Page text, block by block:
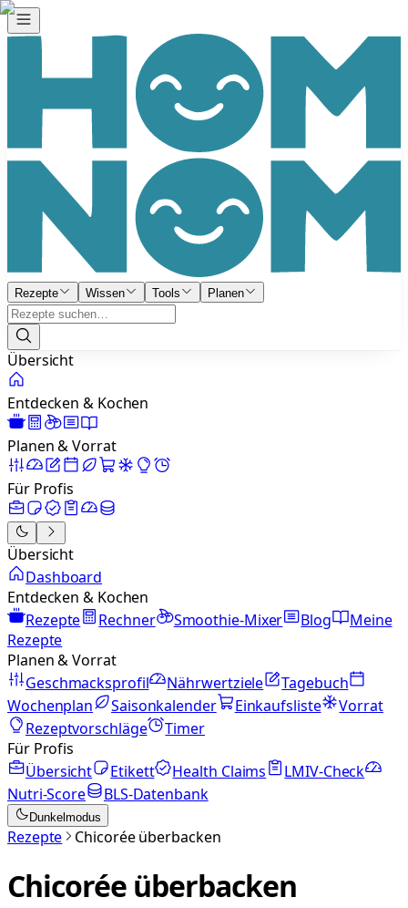
Rezepte Wissen Tools Planen
Übersicht
Entdecken & Kochen
Planen & Vorrat
Für Profis
Übersicht
Dashboard
Entdecken & Kochen
Rezepte
Rechner Smoothie-Mixer Blog
Meine
Rezepte
Planen & Vorrat
Geschmacksprofil
Nährwertziele
Tagebuch
Wochenplan
Saisonkalender Einkaufsliste
Vorrat
Rezeptvorschläge
Timer
Für Profis
Übersicht
Etikett Health Claims
LMIV-Check
Nutri-Score
BLS-Datenbank
Dunkelmodus
Rezepte Chicorée überbacken
Chicorée überbacken